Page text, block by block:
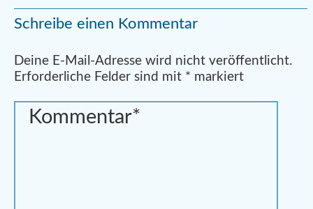
Schreibe einen Kommentar
Deine E-Mail-Adresse wird nicht veröffentlicht.
Erforderliche Felder sind mit * markiert